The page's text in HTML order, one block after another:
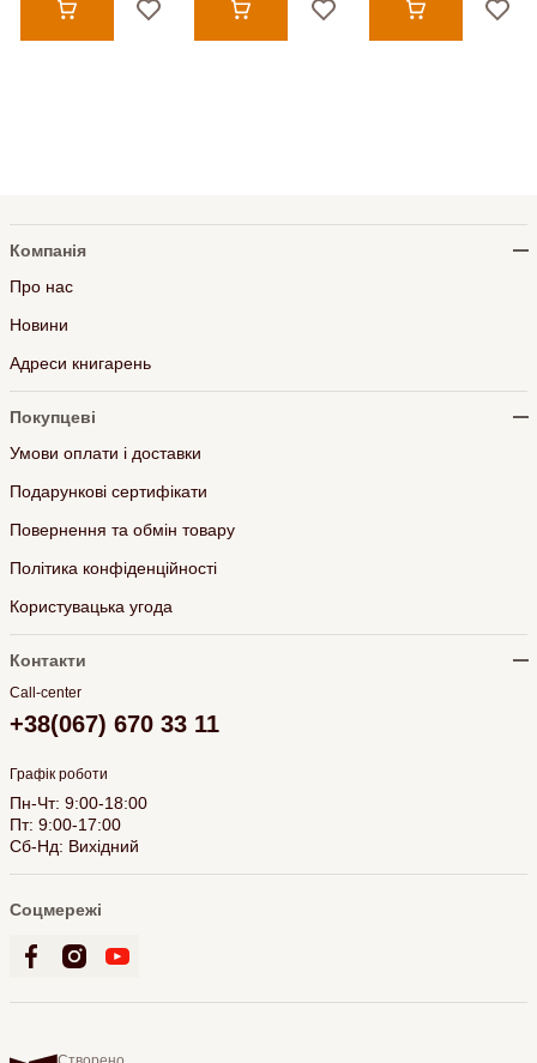
Компанія
Про нас
Новини
Адреси книгарень
Покупцеві
Умови оплати і доставки
Подарункові сертифікати
Повернення та обмін товару
Політика конфіденційності
Користувацька угода
Контакти
Call-center
+38(067) 670 33 11
Графік роботи
Пн-Чт: 9:00-18:00
Пт: 9:00-17:00
Сб-Нд: Вихідний
Соцмережі